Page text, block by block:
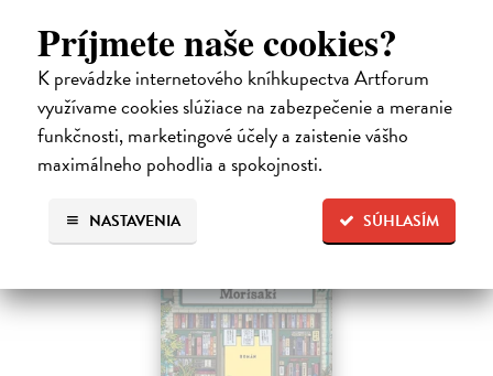
Príjmete naše cookies?
K prevádzke internetového kníhkupectva Artforum
využívame cookies slúžiace na zabezpečenie a meranie
funkčnosti, marketingové účely a zaistenie vášho
maximálneho pohodlia a spokojnosti.
SÚHLASÍM
NASTAVENIA
románom, ktorý pripomína ultrasúčasnú verziu Nebezpečných
známostí. Ide o príbeh plný hnevu aj útechy, vzdoru aj prijatia.
Na sklade ?
22,33 €
23,50 € ?
na sklade